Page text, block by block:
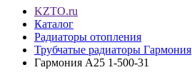
KZTO.ru
Каталог
Радиаторы отопления
Трубчатые радиаторы Гармония
Гармония А25 1-500-31